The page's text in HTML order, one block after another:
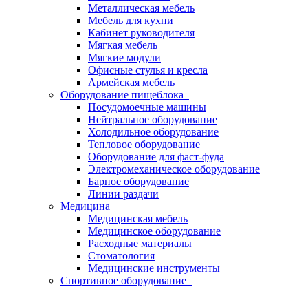
Металлическая мебель
Мебель для кухни
Кабинет руководителя
Мягкая мебель
Мягкие модули
Офисные стулья и кресла
Армейская мебель
Оборудование пищеблока
Посудомоечные машины
Нейтральное оборудование
Холодильное оборудование
Тепловое оборудование
Оборудование для фаст-фуда
Электромеханическое оборудование
Барное оборудование
Линии раздачи
Медицина
Медицинская мебель
Медицинское оборудование
Расходные материалы
Стоматология
Медицинские инструменты
Спортивное оборудование